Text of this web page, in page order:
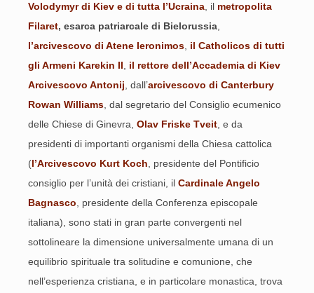
Volodymyr di Kiev e di tutta l’Ucraina , il metropolita
Filaret, esarca patriarcale di Bielorussia
l’arcivescovo di Atene Ieronimos il Catholicos di tutti
gli Armeni Karekin II
il rettore dell’Accademia di Kiev
Arcivescovo Antonij , dall’arcivescovo di Canterbury
Rowan Williams , dal segretario del Consiglio ecumenico
delle Chiese di Ginevra, Olav Friske Tveit , e da
presidenti di importanti organismi della Chiesa cattolica
(l’Arcivescovo Kurt Koch , presidente del Pontificio
consiglio per l’unità dei cristiani, il Cardinale Angelo
Bagnasco , presidente della Conferenza episcopale
italiana), sono stati in gran parte convergenti nel
sottolineare la dimensione universalmente umana di un
equilibrio spirituale tra solitudine e comunione, che
nell’esperienza cristiana, e in particolare monastica, trova